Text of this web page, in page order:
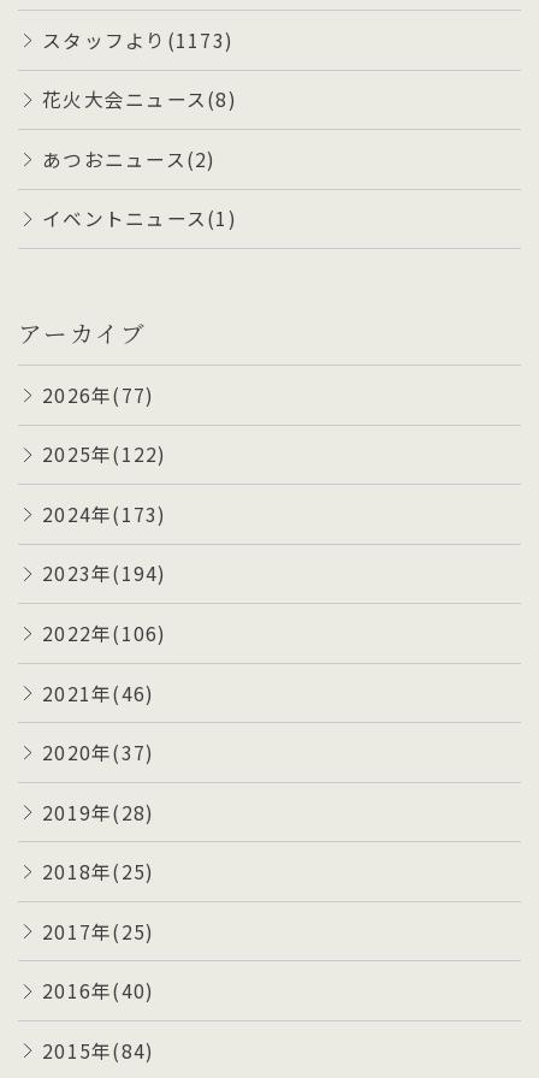
スタッフより(1173)
花火大会ニュース(8)
あつおニュース(2)
イベントニュース(1)
アーカイブ
2026年(77)
2025年(122)
2024年(173)
2023年(194)
2022年(106)
2021年(46)
2020年(37)
2019年(28)
2018年(25)
2017年(25)
2016年(40)
2015年(84)